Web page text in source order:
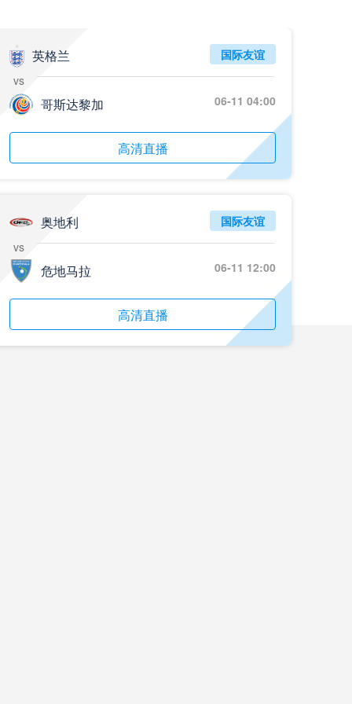
英格兰
vs
哥斯达黎加
国际友谊
06-11 04:00
高清直播
奥地利
vs
危地马拉
国际友谊
06-11 12:00
高清直播